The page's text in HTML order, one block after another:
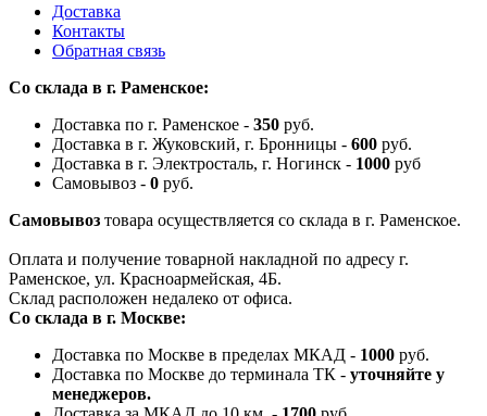
Доставка
Контакты
Обратная связь
Со склада в г. Раменское:
Доставка по г. Раменское - 350 руб.
Доставка в г. Жуковский, г. Бронницы - 600 руб.
Доставка в г. Электросталь, г. Ногинск - 1000 руб
Самовывоз - 0 руб.
Самовывоз товара осуществляется со склада в г. Раменское.
Оплата и получение товарной накладной по адресу г.
Раменское, ул. Красноармейская, 4Б.
Склад расположен недалеко от офиса.
Со склада в г. Москве:
Доставка по Москве в пределах МКАД - 1000 руб.
Доставка по Москве до терминала ТК - уточняйте у
менеджеров.